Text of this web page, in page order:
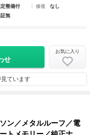
整備付 修復
なし
無
せ
お気に入り
ています
／メタルルーフ／電